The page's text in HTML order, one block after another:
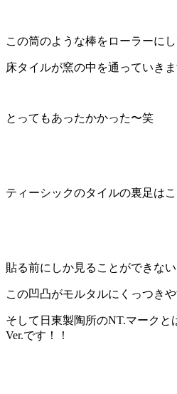
この筒のような棒をローラーに
床タイルが窯の中を通っていきま
とってもあったかかった〜笑
ティーシックのタイルの裏足はこ
貼る前にしか見ることができない
この凹凸がモルタルにくっつき
そして日東製陶所のNT.マークと
Ver.です！！